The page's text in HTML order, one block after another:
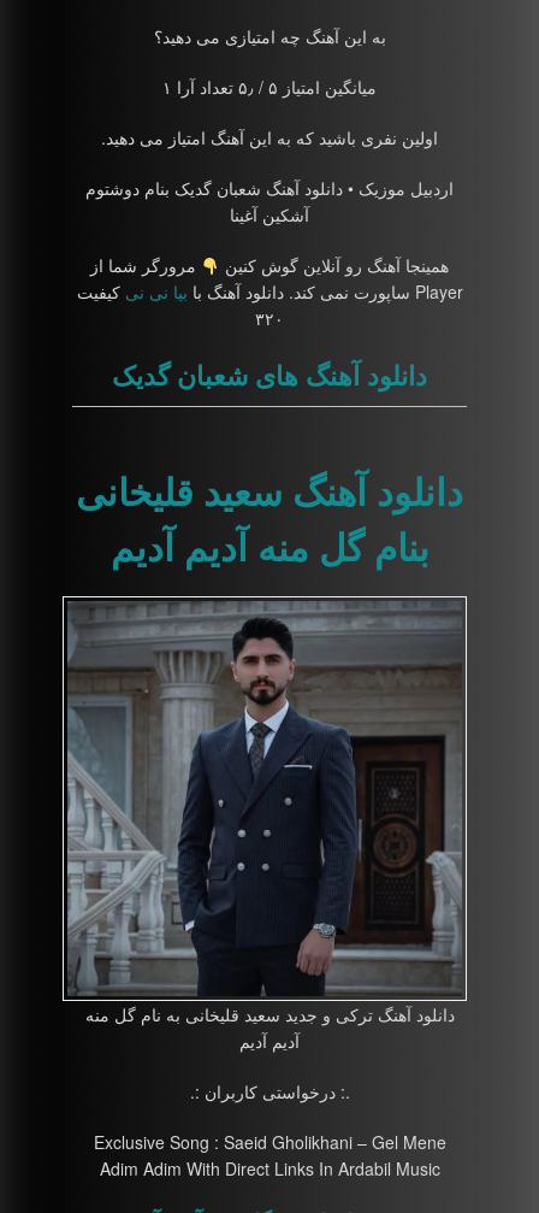
به این آهنگ چه امتیازی می دهید؟
میانگین امتیاز ۵ / ۵٫ تعداد آرا ۱
اولین نفری باشید که به این آهنگ امتیاز می دهید.
اردبیل موزیک • دانلود آهنگ شعبان گدیک بنام دوشتوم
آشکین آغینا
همینجا آهنگ رو آنلاین گوش کنین
مرورگر شما از
Player ساپورت نمی کند. دانلود آهنگ با
بیا نی نی کیفیت
۳۲۰
دانلود آهنگ های شعبان گدیک
دانلود آهنگ سعید قلیخانی
بنام گل منه آدیم آدیم
دانلود آهنگ ترکی و جدید سعید قلیخانی به نام گل منه
آدیم آدیم
.: درخواستی کاربران :.
Exclusive Song : Saeid Gholikhani – Gel Mene
Adim Adim With Direct Links In Ardabil Music